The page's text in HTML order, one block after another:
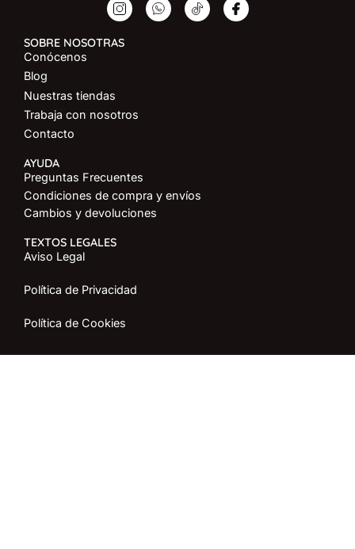
SOBRE NOSOTRAS
Conócenos
Blog
Nuestras tiendas
Trabaja con nosotros
Contacto
AYUDA
Preguntas Frecuentes
Condiciones de compra y envíos
Cambios y devoluciones
TEXTOS LEGALES
Aviso Legal
Política de Privacidad
Política de Cookies